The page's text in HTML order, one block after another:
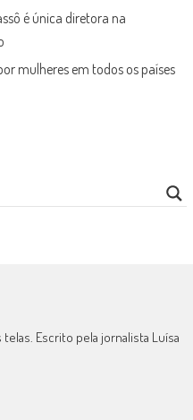
é única diretora na
mulheres em todos os países
Escrito pela jornalista Luísa